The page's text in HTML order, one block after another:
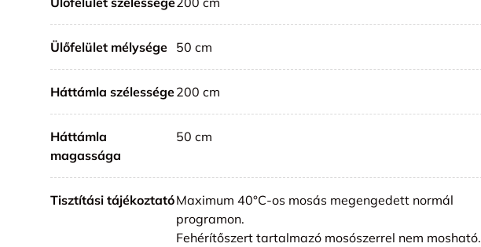
Ülőfelület mélysége 50 cm
Háttámla szélessége200 cm
Háttámla
magassága
50 cm
Tisztítási tájékoztatóMaximum 40°C-os mosás megengedett normál
programon.
Fehérítőszert tartalmazó mosószerrel nem mosható.